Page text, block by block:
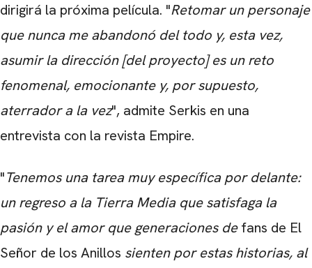
dirigirá la próxima película. "Retomar un personaje
que nunca me abandonó del todo y, esta vez,
asumir la dirección [del proyecto] es un reto
fenomenal, emocionante y, por supuesto,
aterrador a la vez", admite Serkis en una
entrevista con la revista Empire.
"Tenemos una tarea muy específica por delante:
un regreso a la Tierra Media que satisfaga la
pasión y el amor que generaciones defans de El
Señor de los Anillos sienten por estas historias, al